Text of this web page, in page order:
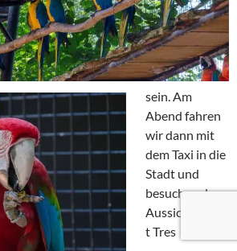
sein. Am
Abend fahren
wir dann mit
dem Taxi in die
Stadt und
besuchen den
Aussichtspunk
t Tres